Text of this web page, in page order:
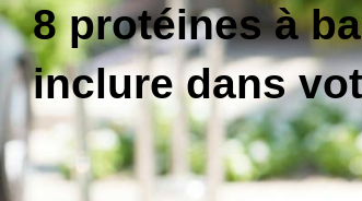
8 protéines à
inclure dans